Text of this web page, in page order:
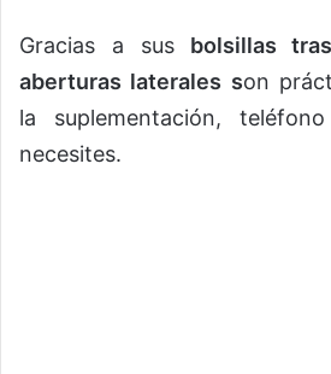
Gracias a susbolsillas
aberturas laterales son
la suplementación,
necesites.